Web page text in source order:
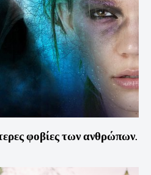
φοβίες των ανθρώπων.